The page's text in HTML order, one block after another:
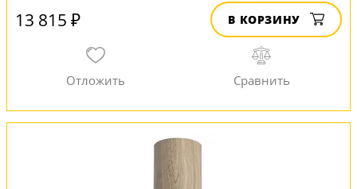
13 815 ₽ В КОРЗИНУ